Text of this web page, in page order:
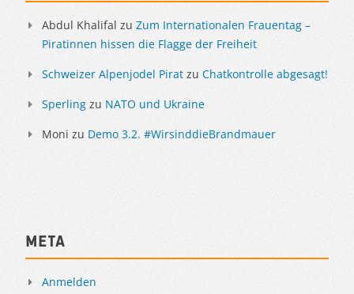
Abdul Khalifal zu Zum Internationalen Frauentag –
Piratinnen hissen die Flagge der Freiheit
Schweizer Alpenjodel Pirat zu Chatkontrolle abgesagt!
Sperling zu NATO und Ukraine
Moni zu Demo 3.2. #WirsinddieBrandmauer
Meta
Anmelden